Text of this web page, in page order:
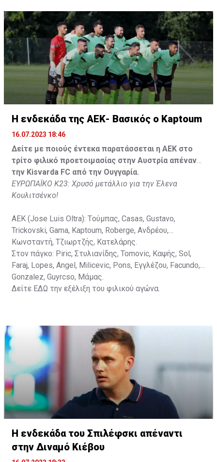
Tomovic), Aνδρέου (65' Angel) , Κωνσταντή (65' Sol),
Τζιωρτζής (65' Faraj), Κατελάρης (65' Milicevic).
Στον πάγκο: Piric, Στυλιανίδης, Tomovic, Καψής, Sol,
Faraj, Lopes, Angel, Milicevic, Pons, Εγγλέζου, Facundo,
Gonzalez, Guyrcso, Μάμας.
Κisvarda FC (Milos Kruscic): Kovacs, Navratil, Raul, Szor,
Lippai, Alic, Kormendi, Makowski, Czekus, Ilievski,
Spasic.
Στον πάγκο: Petkovic, Cipetic, Kovasic, Jovicic, Szeles,
Vida, Otvos, Lucas, Camas, Mesanovic.
H ενδεκάδα της ΑΕΚ- Βασικός ο Kaptoum
16.07.2023 18:46
Δείτε με ποιούς έντεκα παρατάσσεται η ΑΕΚ στο
τρίτο φιλικό προετοιμασίας στην Αυστρία απέναντι
την Kisvarda FC από την Ουγγαρία.
ΕΥΡΩΠΑΪΚΟ Κ23: Χρυσό μετάλλιο για την Έλενα
Κουλιτσένκο!
ΑΕΚ (Jose Luis Oltra): Tούμπας, Casas, Gustavo,
Trickovski, Gama, Κaptoum, Roberge, Aνδρέου,
Κωνσταντή, Τζιωρτζής, Κατελάρης.
Στον πάγκο: Piric, Στυλιανίδης, Tomovic, Καψής, Sol,
Faraj, Lopes, Angel, Milicevic, Pons, Εγγλέζου, Facundo,
Gonzalez, Guyrcso, Μάμας.
Δείτε ΕΔΩ την εξέλιξη του φιλικού αγώνα.
Η ενδεκάδα του Σπιλέφσκι απέναντι
στην Διναμό Κιέβου